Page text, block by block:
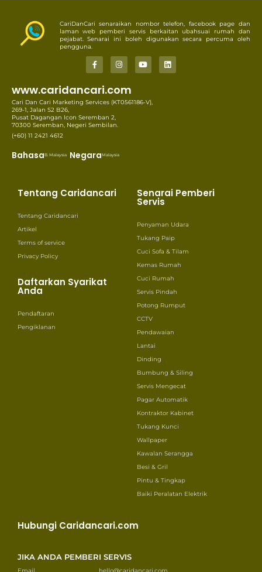
CariDanCari senaraikan nombor telefon, facebook page dan
laman web pemberi servis berkaitan ubahsuai rumah dan
pejabat. Senarai ini boleh digunakan secara percuma oleh
pengguna.
www.caridancari.com
Cari Dan Cari Marketing Services (KT0561186-V),
269-1, Jalan S2 B26,
Pusat Dagangan Icon Seremban 2,
70300 Seremban, Negeri Sembilan.
(+60) 11 2421 4612
BahasaB. Malaysia NegaraMalaysia
Tentang Caridancari
Tentang Caridancari
Artikel
Terms of service
Privacy Policy
Daftarkan Syarikat
Anda
Pendaftaran
Pengiklanan
Senarai Pemberi
Servis
Penyaman Udara
Tukang Paip
Cuci Sofa & Tilam
Kemas Rumah
Cuci Rumah
Servis Pindah
Potong Rumput
CCTV
Pendawaian
Lantai
Dinding
Bumbung & Siling
Servis Mengecat
Pagar Automatik
Kontraktor Kabinet
Tukang Kunci
Wallpaper
Kawalan Serangga
Besi & Gril
Pintu & Tingkap
Baiki Peralatan Elektrik
Hubungi Caridancari.com
JIKA ANDA PEMBERI SERVIS
Email hello@caridancari.com